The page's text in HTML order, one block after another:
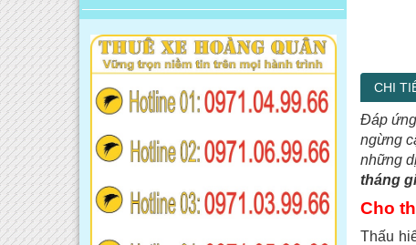
CHI
Đáp
ngừng
những
tháng
Cho
Thấu